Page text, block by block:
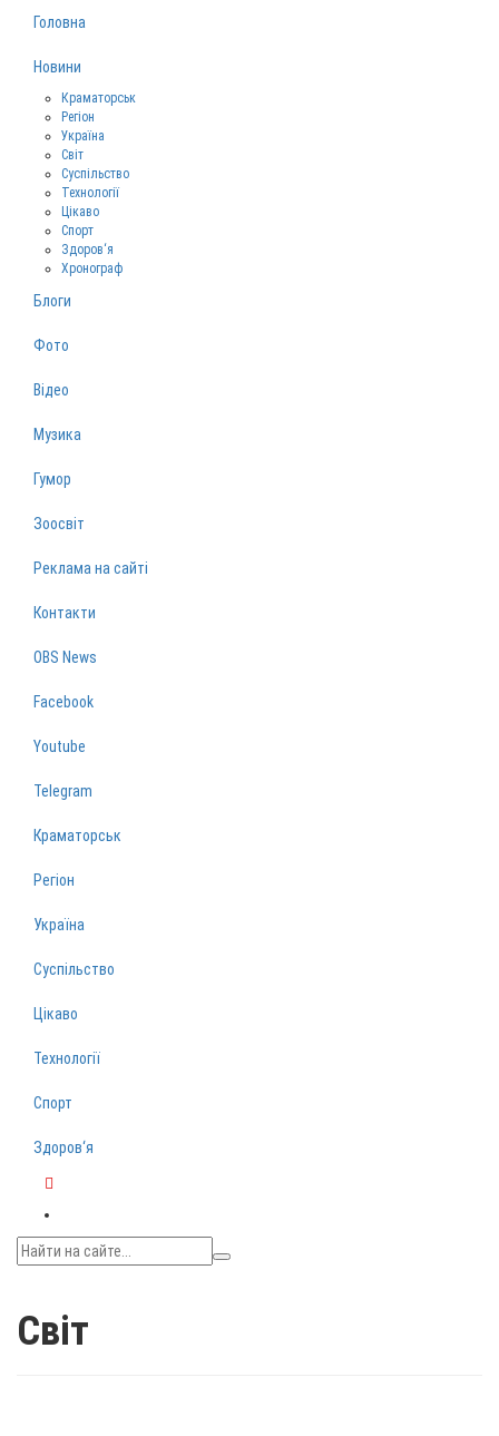
Головна
Новини
Краматорськ
Регіон
Україна
Світ
Суспільство
Технології
Цікаво
Спорт
Здоров‘я
Хронограф
Блоги
Фото
Відео
Музика
Гумор
Зоосвіт
Реклама на сайті
Контакти
OBS News
Facebook
Youtube
Telegram
Краматорськ
Регіон
Україна
Суспільство
Цікаво
Технології
Спорт
Здоров‘я
Світ